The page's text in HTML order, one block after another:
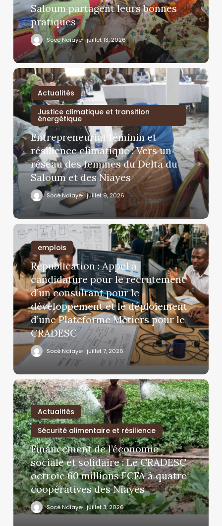
Saloum partagent leurs bonnes
pratiques
Socé Ndiaye juillet 13, 2026
Actualités
Justice climatique et transition
énergétique
Entrepreneuriat féminin et
résilience climatique : Vers un
réseau des femmes du Delta du
Saloum et des Niayes
Socé Ndiaye juillet 9, 2026
emplois
Republication : Appel à
candidature pour le recrutement
d’un consultant pour le
développement et le déploiement
d’une Plateforme Métiers pour le
CRADESC
Socé Ndiaye juillet 7, 2026
Actualités
Sécurité alimentaire et résilience
Financement de l’économie
sociale et solidaire : Le CRADESC
octroie 60 millions FCFA à quatre
coopératives des Niayes
Socé Ndiaye juillet 3, 2026